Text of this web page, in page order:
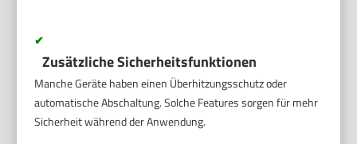
✔
Zusätzliche Sicherheitsfunktionen
Manche Geräte haben einen Überhitzungsschutz oder
automatische Abschaltung. Solche Features sorgen für mehr
Sicherheit während der Anwendung.